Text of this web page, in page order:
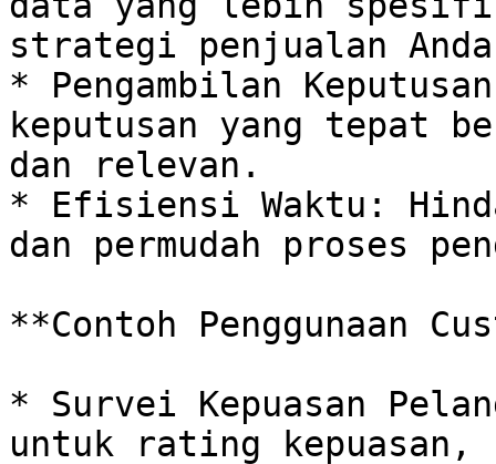
strategi penjualan
* Pengambilan
keputusan yang tepat
dan relevan.
* Efisiensi Waktu:
dan permudah proses
**Contoh Penggunaan
* Survei Kepuasan
untuk rating kepuasan,